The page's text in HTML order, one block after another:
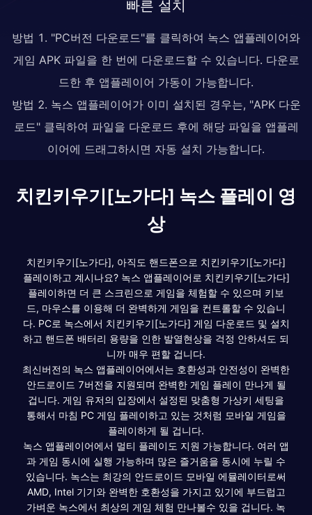
빠른 설치
방법 1. "PC버전 다운로드"를 클릭하여 녹스 앱플레이어와
게임 APK 파일을 한 번에 다운로드할 수 있습니다. 다운로
드한 후 앱플레이어 가동이 가능합니다.
방법 2. 녹스 앱플레이어가 이미 설치된 경우는, "APK 다운
로드" 클릭하여 파일을 다운로드 후에 해당 파일을 앱플레
이어에 드래그하시면 자동 설치 가능합니다.
치킨키우기[노가다] 녹스 플레이 영
상
치킨키우기[노가다], 아직도 핸드폰으로 치킨키우기[노가다]
플레이하고 계시나요? 녹스 앱플레이어로 치킨키우기[노가다]
플레이하면 더 큰 스크린으로 게임을 체험할 수 있으며 키보
드, 마우스를 이용해 더 완벽하게 게임을 컨트롤할 수 있습니
다. PC로 녹스에서 치킨키우기[노가다] 게임 다운로드 및 설치
하고 핸드폰 배터리 용량을 인한 발열현상을 걱정 안하셔도 되
니까 매우 편할 겁니다.
최신버전의 녹스 앱플레이어에서는 호환성과 안전성이 완벽한
안드로이드 7버전을 지원되며 완벽한 게임 플레이 만나게 될
겁니다. 게임 유저의 입장에서 설정된 맞춤형 가상키 세팅을
통해서 마침 PC 게임 플레이하고 있는 것처럼 모바일 게임을
플레이하게 될 겁니다.
녹스 앱플레이어에서 멀티 플레이도 지원 가능합니다. 여러 앱
과 게임 동시에 실행 가능하며 많은 즐거움을 동시에 누릴 수
있습니다. 녹스는 최강의 안드로이드 모바일 에뮬레이터로써
AMD, Intel 기기와 완벽한 호환성을 가지고 있기에 부드럽고
가벼운 녹스에서 최상의 게임 체험 만나볼수 있을 겁니다. 녹